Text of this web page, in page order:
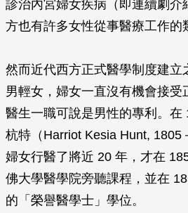
診治內宮婦女疾病（即連續劇介
方也有許多女性從事醫療工作的
然而近代西方正式醫學制度建立
男輕女，婦女一直沒有機會接受
醫生一職可說是男性的專利。在
杭特（Harriot Kesia Hunt, 1805
婦女行醫了將近 20 年，才在
佛大學醫學院旁聽課程，並在
的「榮譽醫學士」學位。